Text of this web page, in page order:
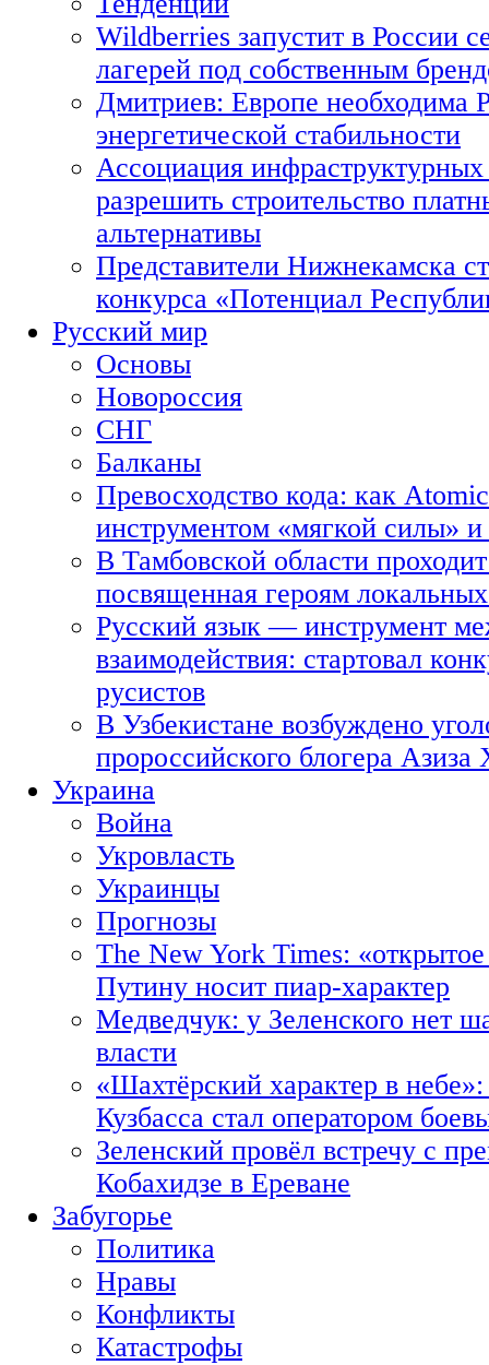
Wildberries запустит в России
лагерей под собственным
Дмитриев: Европе необходима
энергетической стабильности
Ассоциация
разрешить строительство
альтернативы
Представители Нижнекамска
конкурса «Потенциал
Русский мир
Основы
Новороссия
СНГ
Балканы
Превосходство кода: как
инструментом «мягкой силы» и
В Тамбовской области
посвященная героям
Русский язык — инструмент
взаимодействия: стартовал
русистов
В Узбекистане возбуждено
пророссийского блогера Азиза
Украина
Война
Укровласть
Украинцы
Прогнозы
The New York Times:
Путину носит пиар-характер
Медведчук: у Зеленского нет
власти
«Шахтёрский характер в
Кузбасса стал оператором
Зеленский провёл встречу с
Кобахидзе в Ереване
Забугорье
Политика
Нравы
Конфликты
Катастрофы